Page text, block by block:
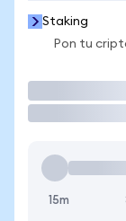
Staking
Pon tu
15m